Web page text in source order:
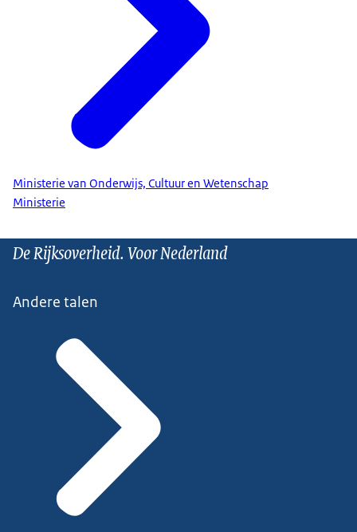
Ministerie van Onderwijs, Cultuur en Wetenschap
Ministerie
De Rijksoverheid. Voor Nederland
Andere talen